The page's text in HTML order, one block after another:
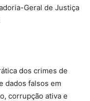
Geral de Justiça
dos crimes de
dados falsos em
corrupção ativa e